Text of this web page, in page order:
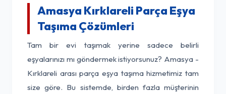
Amasya Kırklareli Parça Eşya
Taşıma Çözümleri
Tam bir evi taşımak yerine sadece belirli
eşyalarınızı mı göndermek istiyorsunuz? Amasya -
Kırklareli arası parça eşya taşıma hizmetimiz tam
size göre. Bu sistemde, birden fazla müşterinin